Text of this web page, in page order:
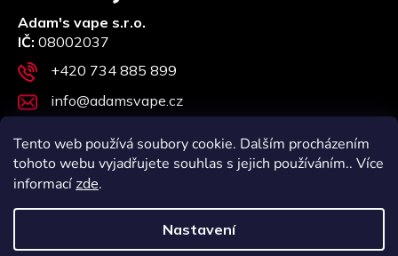
Tento web používá soubory cookie. Dalším procházením
tohoto webu vyjadřujete souhlas s jejich používáním.. Více
informací zde.
Nastavení
Adam's vape s.r.o.
IČ: 08002037
+420 734 885 899
info@adamsvape.cz
Vytvořili Webotvůrci Vytvořil Shoptet